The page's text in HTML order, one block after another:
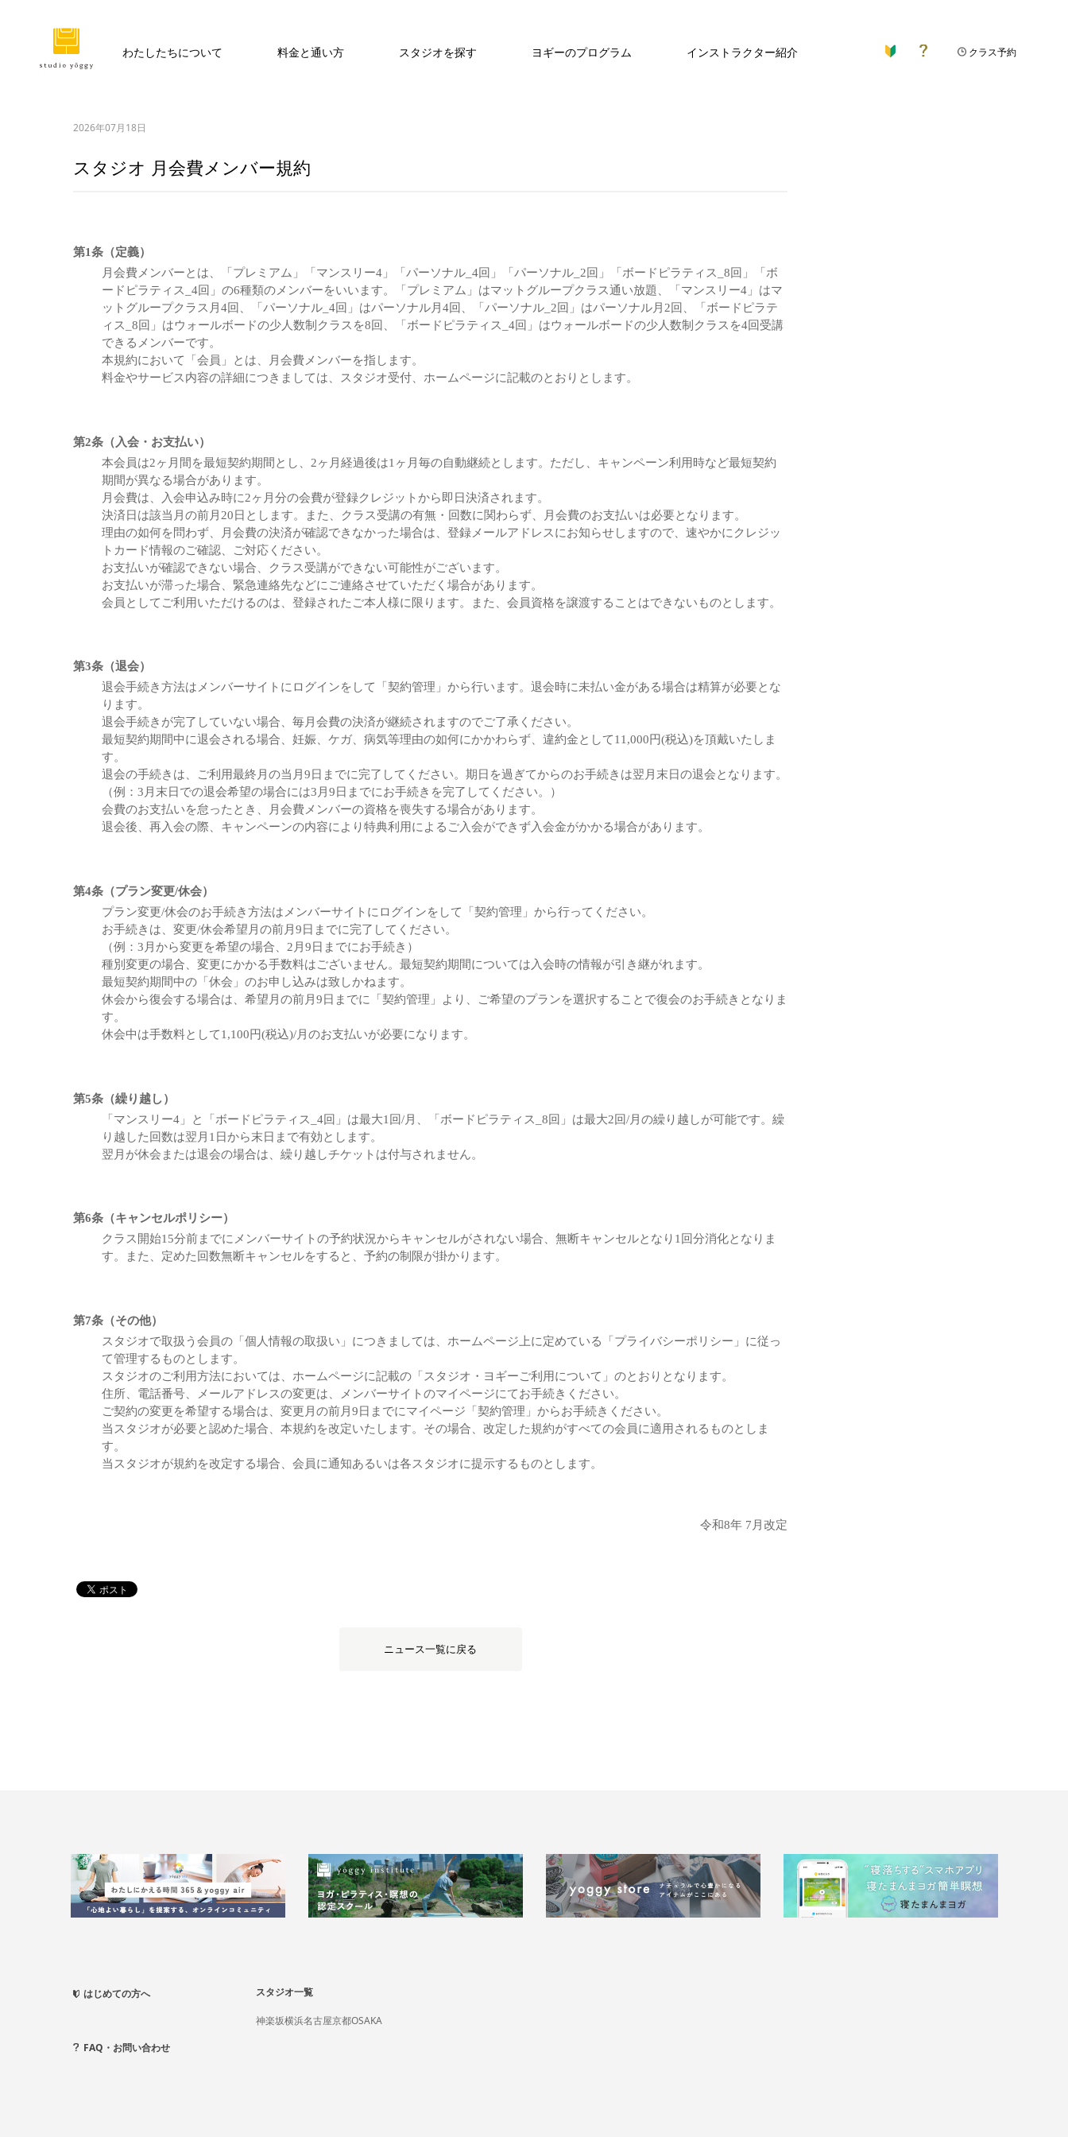
わたしたちについて 料金と通い方 スタジオを探す ヨギーのプログラム インストラクター紹介 クラス予約
2026年07月18日
スタジオ 月会費メンバー規約
第1条（定義）
月会費メンバーとは、「プレミアム」「マンスリー4」「パーソナル_4回」「パーソナル_2回」「ボードピラティス_8回」「ボ
ードピラティス_4回」の6種類のメンバーをいいます。「プレミアム」はマットグループクラス通い放題、「マンスリー4」はマ
ットグループクラス月4回、「パーソナル_4回」はパーソナル月4回、「パーソナル_2回」はパーソナル月2回、「ボードピラテ
ィス_8回」はウォールボードの少人数制クラスを8回、「ボードピラティス_4回」はウォールボードの少人数制クラスを4回受講
できるメンバーです。
本規約において「会員」とは、月会費メンバーを指します。
料金やサービス内容の詳細につきましては、スタジオ受付、ホームページに記載のとおりとします。
第2条（入会・お支払い）
本会員は2ヶ月間を最短契約期間とし、2ヶ月経過後は1ヶ月毎の自動継続とします。ただし、キャンペーン利用時など最短契約
期間が異なる場合があります。
月会費は、入会申込み時に2ヶ月分の会費が登録クレジットから即日決済されます。
決済日は該当月の前月20日とします。また、クラス受講の有無・回数に関わらず、月会費のお支払いは必要となります。
理由の如何を問わず、月会費の決済が確認できなかった場合は、登録メールアドレスにお知らせしますので、速やかにクレジッ
トカード情報のご確認、ご対応ください。
お支払いが確認できない場合、クラス受講ができない可能性がございます。
お支払いが滞った場合、緊急連絡先などにご連絡させていただく場合があります。
会員としてご利用いただけるのは、登録されたご本人様に限ります。また、会員資格を譲渡することはできないものとします。
第3条（退会）
退会手続き方法はメンバーサイトにログインをして「契約管理」から行います。退会時に未払い金がある場合は精算が必要とな
ります。
退会手続きが完了していない場合、毎月会費の決済が継続されますのでご了承ください。
最短契約期間中に退会される場合、妊娠、ケガ、病気等理由の如何にかかわらず、違約金として11,000円(税込)を頂戴いたしま
す。
退会の手続きは、ご利用最終月の当月9日までに完了してください。期日を過ぎてからのお手続きは翌月末日の退会となります。
（例：3月末日での退会希望の場合には3月9日までにお手続きを完了してください。）
会費のお支払いを怠ったとき、月会費メンバーの資格を喪失する場合があります。
退会後、再入会の際、キャンペーンの内容により特典利用によるご入会ができず入会金がかかる場合があります。
第4条（プラン変更/休会）
プラン変更/休会のお手続き方法はメンバーサイトにログインをして「契約管理」から行ってください。
お手続きは、変更/休会希望月の前月9日までに完了してください。
（例：3月から変更を希望の場合、2月9日までにお手続き）
種別変更の場合、変更にかかる手数料はございません。最短契約期間については入会時の情報が引き継がれます。
最短契約期間中の「休会」のお申し込みは致しかねます。
休会から復会する場合は、希望月の前月9日までに「契約管理」より、ご希望のプランを選択することで復会のお手続きとなりま
す。
休会中は手数料として1,100円(税込)/月のお支払いが必要になります。
第5条（繰り越し）
「マンスリー4」と「ボードピラティス_4回」は最大1回/月、「ボードピラティス_8回」は最大2回/月の繰り越しが可能です。繰
り越した回数は翌月1日から末日まで有効とします。
翌月が休会または退会の場合は、繰り越しチケットは付与されません。
第6条（キャンセルポリシー）
クラス開始15分前までにメンバーサイトの予約状況からキャンセルがされない場合、無断キャンセルとなり1回分消化となりま
す。また、定めた回数無断キャンセルをすると、予約の制限が掛かります。
第7条（その他）
スタジオで取扱う会員の「個人情報の取扱い」につきましては、ホームページ上に定めている「プライバシーポリシー」に従っ
て管理するものとします。
スタジオのご利用方法においては、ホームページに記載の「スタジオ・ヨギーご利用について」のとおりとなります。
住所、電話番号、メールアドレスの変更は、メンバーサイトのマイページにてお手続きください。
ご契約の変更を希望する場合は、変更月の前月9日までにマイページ「契約管理」からお手続きください。
当スタジオが必要と認めた場合、本規約を改定いたします。その場合、改定した規約がすべての会員に適用されるものとしま
す。
当スタジオが規約を改定する場合、会員に通知あるいは各スタジオに提示するものとします。
令和8年 7月改定
ニュース一覧に戻る
はじめての方へ
FAQ・お問い合わせ
スタジオ一覧
神楽坂横浜名古屋京都OSAKA